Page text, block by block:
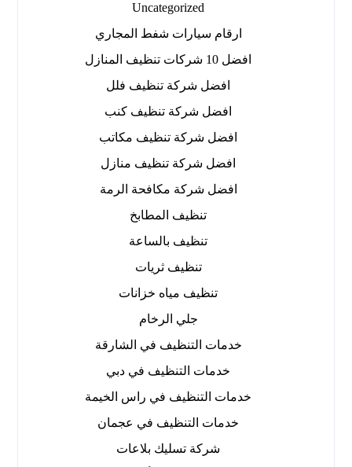
Uncategorized
ارقام سيارات شفط المجاري
افضل 10 شركات تنظيف المنازل
افضل شركة تنظيف فلل
افضل شركة تنظيف كنب
افضل شركة تنظيف مكاتب
افضل شركة تنظيف منازل
افضل شركة مكافحة الرمة
تنظيف المطابخ
تنظيف بالساعة
تنظيف ثريات
تنظيف مياه خزانات
جلي الرخام
خدمات التنظيف في الشارقة
خدمات التنظيف في دبي
خدمات التنظيف في راس الخيمة
خدمات التنظيف في عجمان
شركة تسليك بلاعات